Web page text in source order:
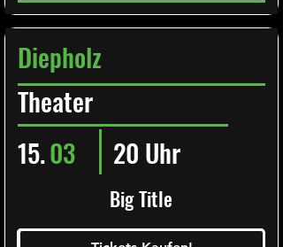
Diepholz
Theater
Big Title
15.03 20 Uhr